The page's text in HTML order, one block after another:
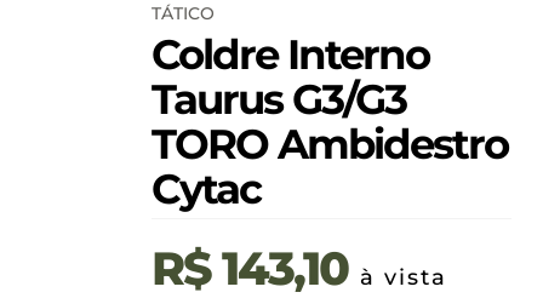
TÁTICO
Coldre Interno
Taurus G3/G3
TORO Ambidestro
Cytac
R$143,10 à vista